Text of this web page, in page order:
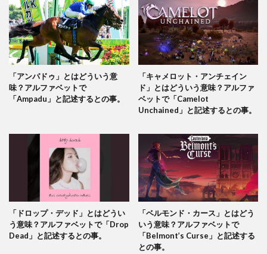
「アンパドゥ」とはどういう意
味？アルファベットで
「Ampadu」と記述するとの事。
「キャメロット・アンチェイン
ド」とはどういう意味？アルファ
ベットで「Camelot
Unchained」と記述するとの事。
「ドロップ・デッド」とはどうい
う意味？アルファベットで「Drop
Dead」と記述するとの事。
「ベルモンド・カース」とはどう
いう意味？アルファベットで
「Belmont’s Curse」と記述する
との事。